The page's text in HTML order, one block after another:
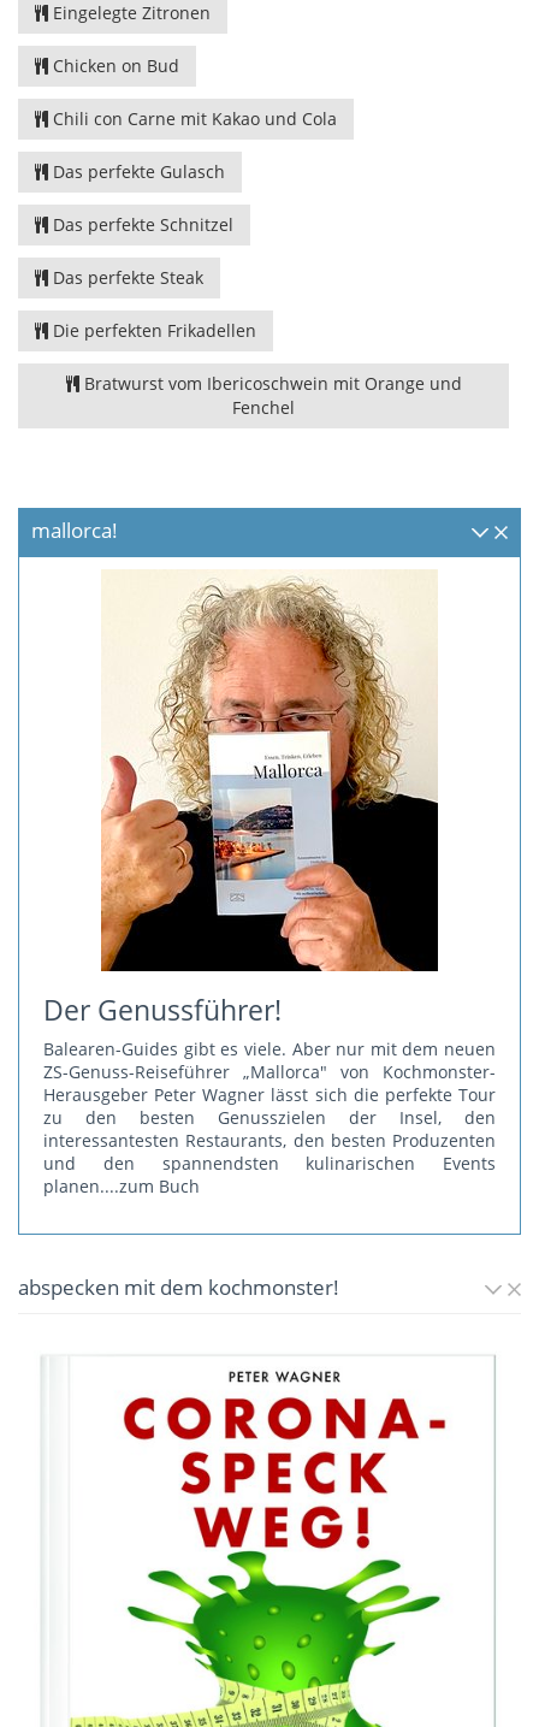
Eingelegte Zitronen
Chicken on Bud
Chili con Carne mit Kakao und Cola
Das perfekte Gulasch
Das perfekte Schnitzel
Das perfekte Steak
Die perfekten Frikadellen
Bratwurst vom Ibericoschwein mit Orange und
Fenchel
mallorca!
Der Genussführer!
Balearen-Guides gibt es viele. Aber nur mit dem neuen
ZS-Genuss-Reiseführer „Mallorca" von Kochmonster-
Herausgeber Peter Wagner lässt sich die perfekte Tour
zu den besten Genusszielen der Insel, den
interessantesten Restaurants, den besten Produzenten
und den spannendsten kulinarischen Events
planen....zum Buch
abspecken mit dem kochmonster!